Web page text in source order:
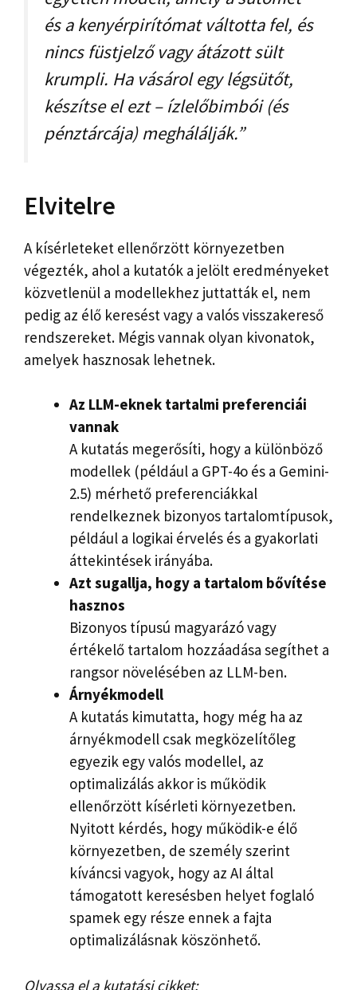
és a kenyérpirítómat váltotta fel, és
nincs füstjelző vagy átázott sült
krumpli. Ha vásárol egy légsütőt,
készítse el ezt – ízlelőbimbói (és
pénztárcája) meghálálják.”
Elvitelre
A kísérleteket ellenőrzött környezetben
végezték, ahol a kutatók a jelölt eredményeket
közvetlenül a modellekhez juttatták el, nem
pedig az élő keresést vagy a valós visszakereső
rendszereket. Mégis vannak olyan kivonatok,
amelyek hasznosak lehetnek.
Az LLM-eknek tartalmi preferenciái
vannak
A kutatás megerősíti, hogy a különböző
modellek (például a GPT-4o és a Gemini-
2.5) mérhető preferenciákkal
rendelkeznek bizonyos tartalomtípusok,
például a logikai érvelés és a gyakorlati
áttekintések irányába.
Azt sugallja, hogy a tartalom bővítése
hasznos
Bizonyos típusú magyarázó vagy
értékelő tartalom hozzáadása segíthet a
rangsor növelésében az LLM-ben.
Árnyékmodell
A kutatás kimutatta, hogy még ha az
árnyékmodell csak megközelítőleg
egyezik egy valós modellel, az
optimalizálás akkor is működik
ellenőrzött kísérleti környezetben.
Nyitott kérdés, hogy működik-e élő
környezetben, de személy szerint
kíváncsi vagyok, hogy az AI által
támogatott keresésben helyet foglaló
spamek egy része ennek a fajta
optimalizálásnak köszönhető.
Olvassa el a kutatási cikket: